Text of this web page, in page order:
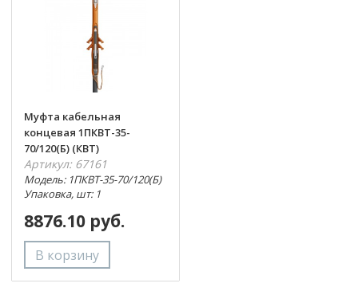
Муфта кабельная
концевая 1ПКВТ-35-
70/120(Б) (КВТ)
Артикул: 67161
Модель: 1ПКВТ-35-70/120(Б)
Упаковка, шт: 1
8876.10 руб.